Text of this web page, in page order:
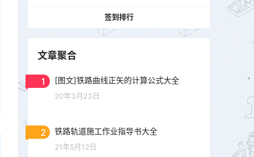
签到排行
文章聚合
1 [图文]铁路曲线正矢的计算公式大全
20年3月23日
2 铁路轨道施工作业指导书大全
21年5月12日